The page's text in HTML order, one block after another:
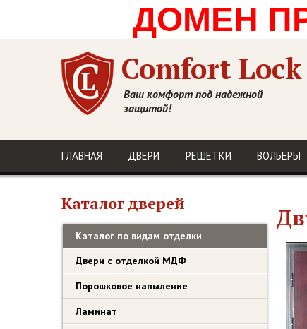
ДОМЕН
Comfort Lock
Ваш комфорт под надежной
защитой!
ГЛАВНАЯ ДВЕРИ РЕШЕТКИ ВОЛЬЕРЫ
Каталог дверей
Каталог по видам отделки
Двери с отделкой МДФ
Порошковое напыление
Ламинат